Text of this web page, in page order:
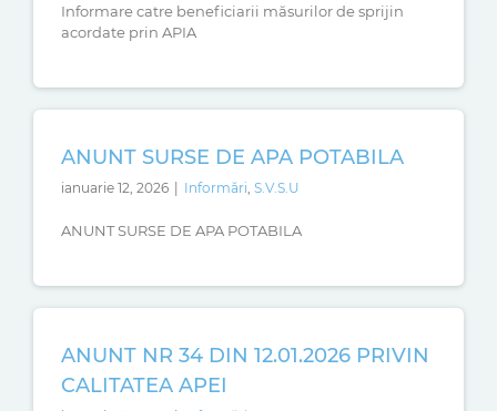
Informare catre beneficiarii măsurilor de sprijin
acordate prin APIA
ANUNT SURSE DE APA POTABILA
ianuarie 12, 2026 | Informări S.V.S.U
ANUNT SURSE DE APA POTABILA
ANUNT NR 34 DIN 12.01.2026 PRIVIN
CALITATEA APEI